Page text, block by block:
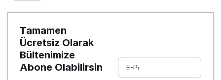
Tamamen
Ücretsiz Olarak
Bültenimize
Abone Olabilirsin